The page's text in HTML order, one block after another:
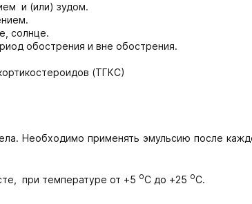
и (или) зудом.
солнце.
обострения и вне обострения.
(ТГКС)
Необходимо применять эмульсию после
при температуре от +5 оС до +25 оС.